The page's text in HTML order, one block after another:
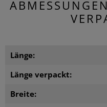
Länge:
Länge verpackt:
Breite: